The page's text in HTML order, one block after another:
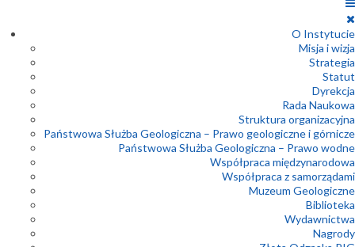
O Instytucie
Misja i wizja
Strategia
Statut
Dyrekcja
Rada Naukowa
Struktura organizacyjna
Państwowa Służba Geologiczna – Prawo geologiczne i górnicze
Państwowa Służba Geologiczna – Prawo wodne
Współpraca międzynarodowa
Współpraca z samorządami
Muzeum Geologiczne
Biblioteka
Wydawnictwa
Nagrody